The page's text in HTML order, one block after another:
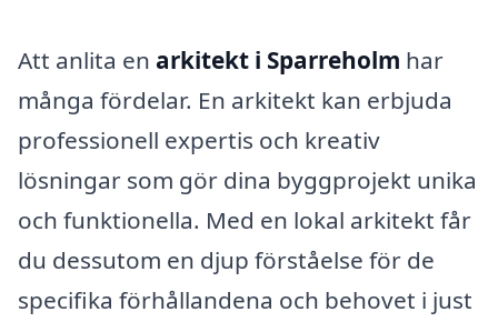
Att anlita en arkitekt i Sparreholm har
många fördelar. En arkitekt kan erbjuda
professionell expertis och kreativ
lösningar som gör dina byggprojekt unika
och funktionella. Med en lokal arkitekt får
du dessutom en djup förståelse för de
specifika förhållandena och behovet i just